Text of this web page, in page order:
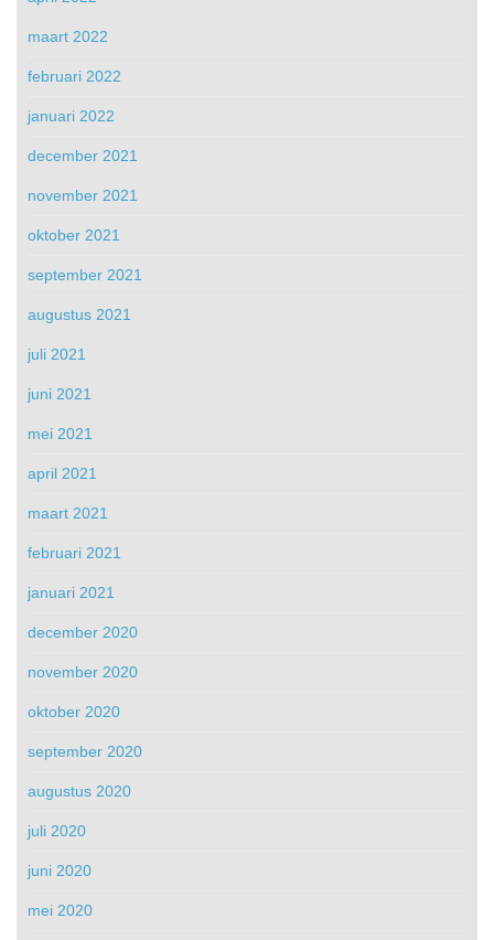
maart 2022
februari 2022
januari 2022
december 2021
november 2021
oktober 2021
september 2021
augustus 2021
juli 2021
juni 2021
mei 2021
april 2021
maart 2021
februari 2021
januari 2021
december 2020
november 2020
oktober 2020
september 2020
augustus 2020
juli 2020
juni 2020
mei 2020